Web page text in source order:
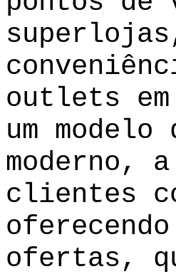
outlets
um
moderno,
clientes
ofertas,